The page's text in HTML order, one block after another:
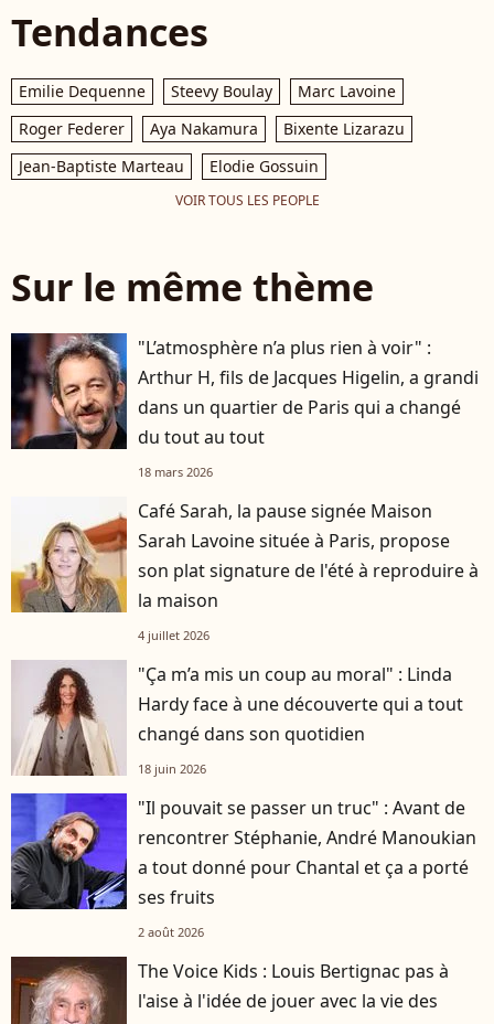
Tendances
Emilie Dequenne Steevy Boulay
Marc Lavoine
Roger Federer
Aya Nakamura
Bixente Lizarazu
Jean-Baptiste Marteau
Elodie Gossuin
VOIR TOUS LES PEOPLE
Sur le même thème
"L’atmosphère n’a plus rien à voir" :
Arthur H, fils de Jacques Higelin, a grandi
dans un quartier de Paris qui a changé
du tout au tout
18 mars 2026
Café Sarah, la pause signée Maison
Sarah Lavoine située à Paris, propose
son plat signature de l'été à reproduire à
la maison
4 juillet 2026
"Ça m’a mis un coup au moral" : Linda
Hardy face à une découverte qui a tout
changé dans son quotidien
18 juin 2026
"Il pouvait se passer un truc" : Avant de
rencontrer Stéphanie, André Manoukian
a tout donné pour Chantal et ça a porté
ses fruits
2 août 2026
The Voice Kids : Louis Bertignac pas à
l'aise à l'idée de jouer avec la vie des